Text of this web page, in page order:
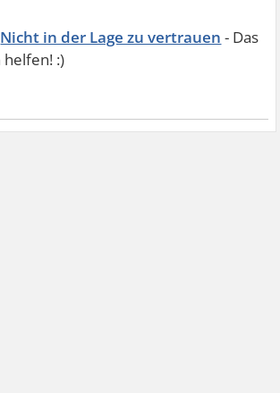
Nicht in der Lage zu vertrauen